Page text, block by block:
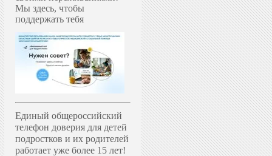
Мы здесь, чтобы
поддержать тебя
Единый общероссийский
телефон доверия для детей
подростков и их родителей
работает уже более 15 лет!